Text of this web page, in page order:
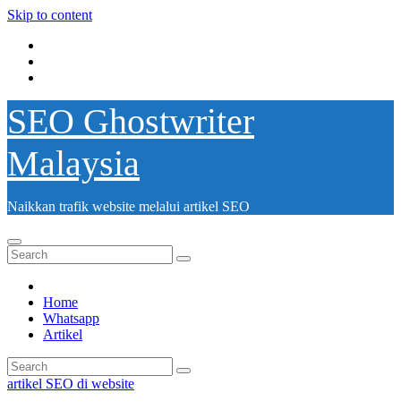
Skip to content
SEO Ghostwriter
Malaysia
Naikkan trafik website melalui artikel SEO
Home
Whatsapp
Artikel
artikel SEO di website